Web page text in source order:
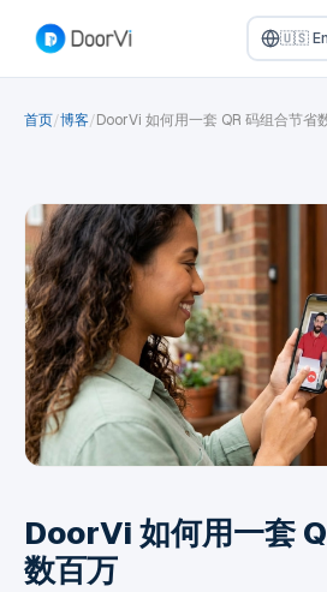
🇺🇸
首页/博客/DoorVi 如何用一套 QR 码组合节省
DoorVi 如何用一套
数百万